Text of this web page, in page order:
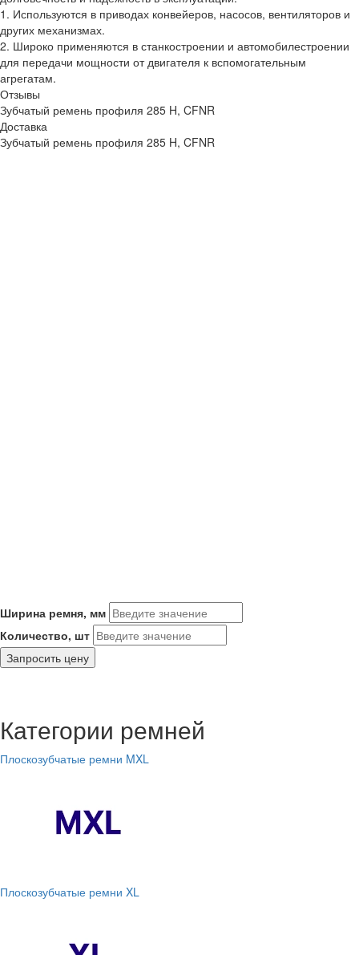
1. Используются в приводах конвейеров, насосов, вентиляторов и
других механизмах.
2. Широко применяются в станкостроении и автомобилестроении
для передачи мощности от двигателя к вспомогательным
агрегатам.
Отзывы
Зубчатый ремень профиля 285 H, CFNR
Доставка
Зубчатый ремень профиля 285 H, CFNR
Ширина ремня, мм
Количество, шт
Запросить цену
Категории ремней
Плоскозубчатые ремни MXL
Плоскозубчатые ремни XL